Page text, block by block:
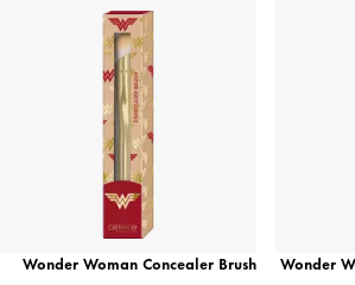
Wonder
Wonder Woman Concealer Brush